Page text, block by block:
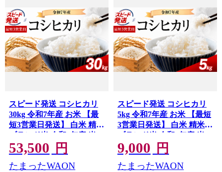
スピード発送 コシヒカリ
30kg 令和7年産 お米 【最
短3営業日発送】 白米 精米
ブランド米 令和7年産 米
お米 ライス オコメ コメ お
にぎり おむすび 国産 弁当
おこめ ※ 送料無料 茨城県
53,500 円
たまったWAON
スピード発送 コシヒカリ
5kg 令和7年産 お米 【最短
3営業日発送】 白米 精米
ブランド米 令和7年産 米
お米 ライス オコメ コメ お
にぎり おむすび 国産 弁当
おこめ ※ 送料無料 茨城県
9,000 円
たまったWAON